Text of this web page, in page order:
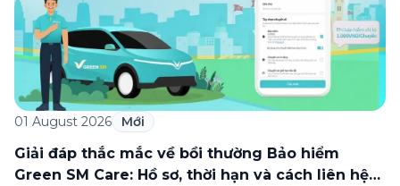
01 August 2026 Mới
Giải đáp thắc mắc về bồi thường Bảo hiểm
Green SM Care: Hồ sơ, thời hạn và cách liên hệ